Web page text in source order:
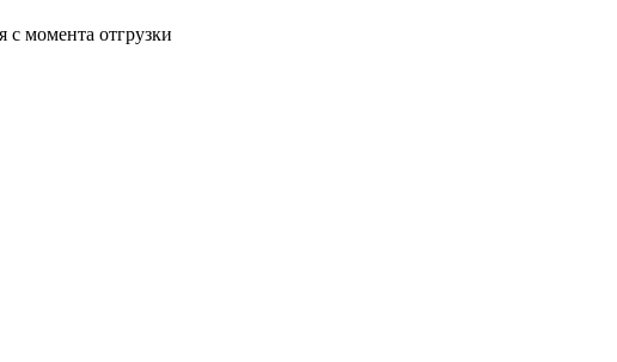
с момента отгрузки